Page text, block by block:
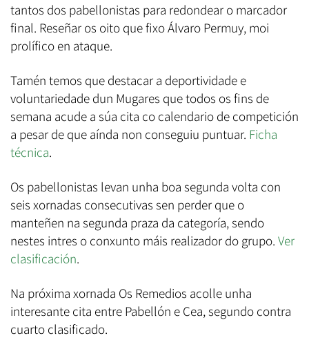
tantos dos pabellonistas para redondear o marcador
final. Reseñar os oito que fixo Álvaro Permuy, moi
prolífico en ataque.
Tamén temos que destacar a deportividade e
voluntariedade dun Mugares que todos os fins de
semana acude a súa cita co calendario de competición
a pesar de que aínda non conseguiu puntuar. Ficha
técnica.
Os pabellonistas levan unha boa segunda volta con
seis xornadas consecutivas sen perder que o
manteñen na segunda praza da categoría, sendo
nestes intres o conxunto máis realizador do grupo. Ver
clasificación.
Na próxima xornada Os Remedios acolle unha
interesante cita entre Pabellón e Cea, segundo contra
cuarto clasificado.